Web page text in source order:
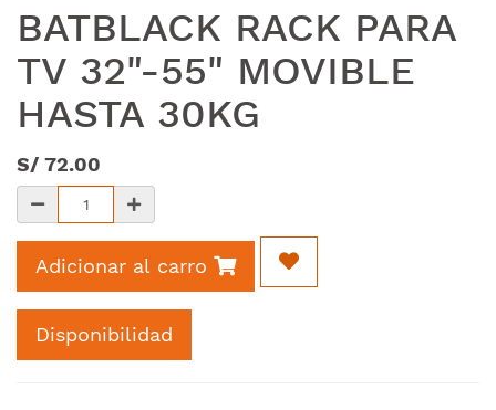
BATBLACK RACK PARA
TV 32"-55" MOVIBLE
HASTA 30KG
S/ 72.00
Adicionar al carro
Disponibilidad